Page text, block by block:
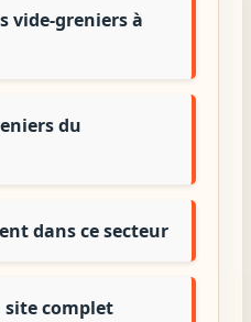
vide-greniers à
du
dans ce secteur
site complet